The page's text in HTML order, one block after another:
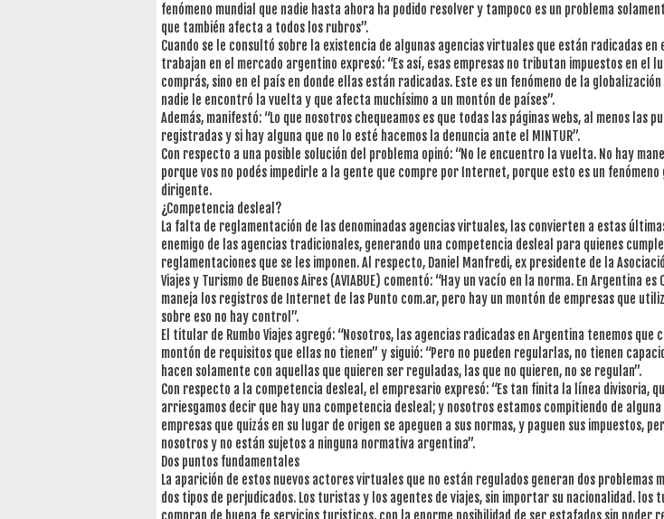
fenómeno mundial que nadie hasta ahora ha podido resolver y tampoco es un problema
que también afecta a todos los rubros”.
Cuando se le consultó sobre la existencia de algunas agencias virtuales que están radicadas en
trabajan en el mercado argentino expresó: “Es así, esas empresas no tributan impuestos en el
comprás, sino en el país en donde ellas están radicadas. Este es un fenómeno de la
nadie le encontró la vuelta y que afecta muchísimo a un montón de países”.
Además, manifestó: “Lo que nosotros chequeamos es que todas las páginas webs, al menos las
registradas y si hay alguna que no lo esté hacemos la denuncia ante el MINTUR”.
Con respecto a una posible solución del problema opinó: “No le encuentro la vuelta. No hay
porque vos no podés impedirle a la gente que compre por Internet, porque esto es un fenómeno
dirigente.
¿Competencia desleal?
La falta de reglamentación de las denominadas agencias virtuales, las convierten a estas
enemigo de las agencias tradicionales, generando una competencia desleal para quienes
reglamentaciones que se les imponen. Al respecto, Daniel Manfredi, ex presidente de la
Viajes y Turismo de Buenos Aires (AVIABUE) comentó: “Hay un vacío en la norma. En Argentina
maneja los registros de Internet de las Punto com.ar, pero hay un montón de empresas que
sobre eso no hay control”.
El titular de Rumbo Viajes agregó: “Nosotros, las agencias radicadas en Argentina tenemos que
montón de requisitos que ellas no tienen” y siguió: “Pero no pueden regularlas, no tienen
hacen solamente con aquellas que quieren ser reguladas, las que no quieren, no se regulan”.
Con respecto a la competencia desleal, el empresario expresó: “Es tan finita la línea divisoria,
arriesgamos decir que hay una competencia desleal; y nosotros estamos compitiendo de alguna
empresas que quizás en su lugar de origen se apeguen a sus normas, y paguen sus impuestos,
nosotros y no están sujetos a ninguna normativa argentina”.
Dos puntos fundamentales
La aparición de estos nuevos actores virtuales que no están regulados generan dos problemas
dos tipos de perjudicados. Los turistas y los agentes de viajes, sin importar su nacionalidad. los
compran de buena fe servicios turisticos, con la enorme posibilidad de ser estafados sin poder